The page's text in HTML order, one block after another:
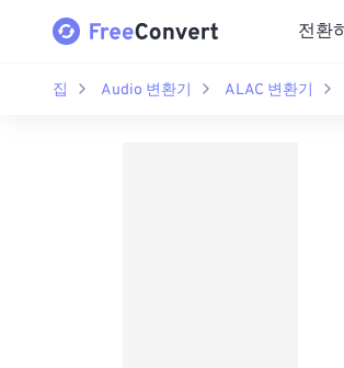
전환
집 Audio 변환기 ALAC 변환기